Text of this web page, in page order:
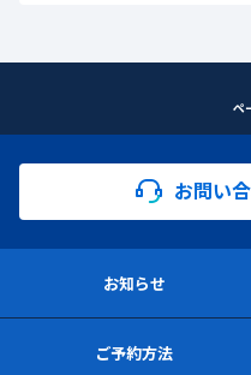
ペ
お問い
お知らせ
ご予約方法